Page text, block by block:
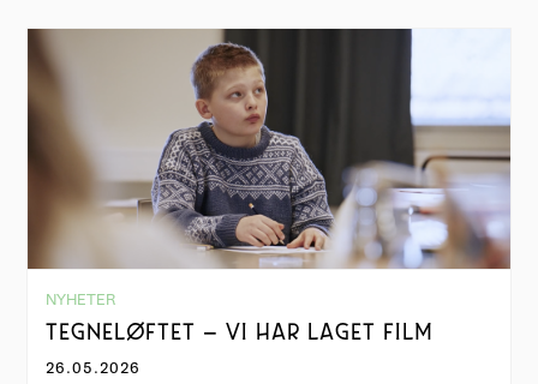
NYHETER
TEGNELØFTET – VI HAR LAGET FILM
26.05.2026